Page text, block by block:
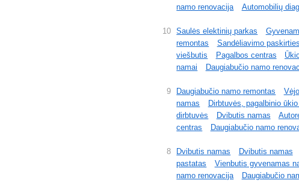
namo renovacija
Automobilių
10 Saulės elektinių parkas
remontas
Sandėliavimo
viešbutis
Pagalbos centras
namai
Daugiabučio namo
9 Daugiabučio namo remontas
namas
Dirbtuvės, pagalbinio
dirbtuvės
Dvibutis namas
centras
Daugiabučio namo
8 Dvibutis namas Dvibutis namas
pastatas
Vienbutis gyvenamas
namo renovacija
Daugiabučio